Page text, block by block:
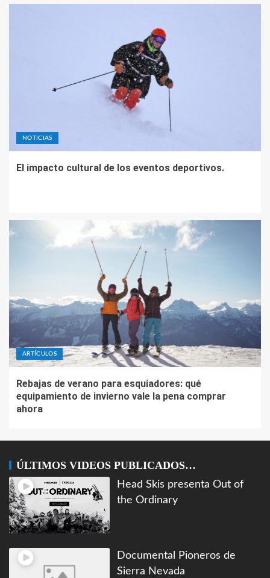
NOTICIAS
El impacto cultural de los eventos deportivos.
ARTÍCULOS
Rebajas de verano para esquiadores: qué
equipamiento de invierno vale la pena comprar
ahora
ÚLTIMOS VIDEOS PUBLICADOS…
Head Skis presenta Out of
the Ordinary
Documental Pioneros de
Sierra Nevada